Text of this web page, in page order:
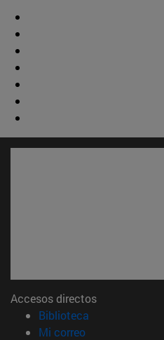
Accesos directos
Biblioteca
Mi correo(abre en nueva